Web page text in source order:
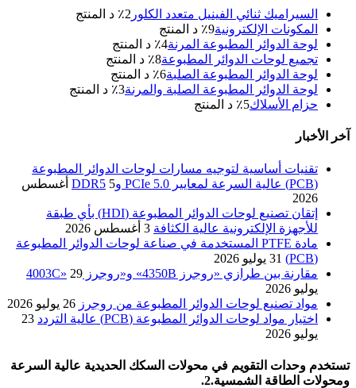
السيراميك ثنائي الفينيل متعدد الكلور 2٪ د المنتج
المكونات الإلكترونية9٪ د المنتج
لوحة الدوائر المطبوعة المرنة4٪ د المنتج
تجميع لوحات الدوائر المطبوعة8٪ د المنتج
لوحة الدوائر المطبوعة الصلبة6٪ د المنتج
لوحة الدوائر المطبوعة الصلبة والمرنة3٪ د المنتج
حزام الأسلاك5٪ د المنتج
آخر الأخبار
تقنيات أساسية لتوجيه مسارات لوحات الدوائر المطبوعة
(PCB) عالية السرعة لمعايير PCIe 5.0 وDDR5
5 أغسطس
2026
إتقان تصنيع لوحات الدوائر المطبوعة (HDI) بأي طبقة
للأجهزة الإلكترونية عالية الكثافة 3 أغسطس 2026
مادة PTFE المستخدمة في صناعة لوحات الدوائر المطبوعة
(PCB)
31 يوليو 2026
مقارنة بين طرازي «روجرز 4350B» و«روجرز 4003C»
29
يوليو 2026
مواد تصنيع لوحات الدوائر المطبوعة من روجرز 26 يوليو 2026
اختيار مواد لوحات الدوائر المطبوعة (PCB) عالية التردد
23
يوليو 2026
تستخدم وحدات التقويم في محولات السكك الحديدية عالية السرعة
ومحولات الطاقة الشمسية.2.